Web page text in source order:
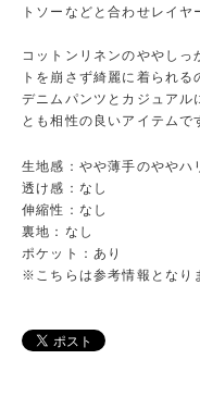
トソーなどと合わせレイヤ
コットンリネンのややしっ
トを崩さず綺麗に着られる
デニムパンツとカジュアル
とも相性の良いアイテムで
生地感：やや薄手のややハ
透け感：なし
伸縮性：なし
裏地：なし
ポケット：あり
※こちらは参考情報となり